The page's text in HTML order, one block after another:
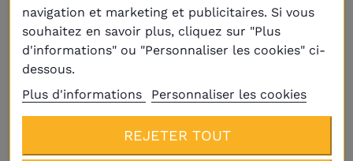
En réapprovisionnement
navigation et marketing et publicitaires. Si vous
souhaitez en savoir plus, cliquez sur "Plus
d'informations" ou "Personnaliser les cookies" ci-
dessous.
Plus d'informations
Personnaliser les cookies
REJETER TOUT